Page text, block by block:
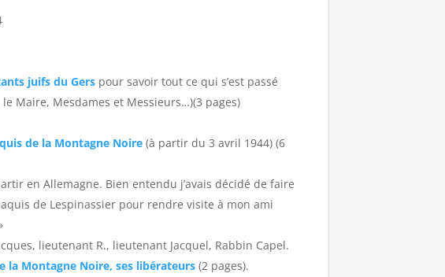
juifs du Gers pour savoir tout ce qui s’est passé
Maire, Mesdames et Messieurs…)(3 pages)
de la Montagne Noire (à partir du 3 avril 1944) (6
en Allemagne. Bien entendu j’avais décidé de faire
de Lespinassier pour rendre visite à mon ami
lieutenant R., lieutenant Jacquel, Rabbin Capel.
la Montagne Noire, ses libérateurs (2 pages).